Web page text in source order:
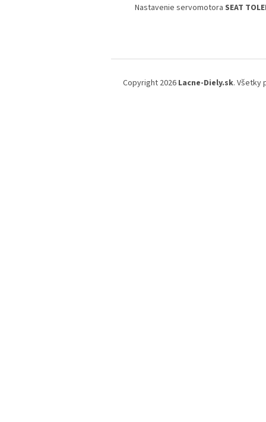
Nastavenie servomotora SEAT
Copyright 2026 Lacne-Diely.sk. Všetky